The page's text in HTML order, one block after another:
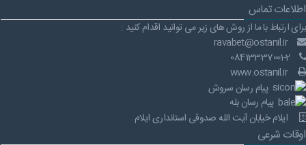
اطلاعات تماس
برای ارتباط با ما از روش های زیر می توانید اقدام کنید :
ravabet@ostanil.ir
www.ostanil.ir
پیام رسان سروش
پیام رسان بله
ایلام خیابان آیت الله صدوقی استانداری ایلام
اوقات شرعی